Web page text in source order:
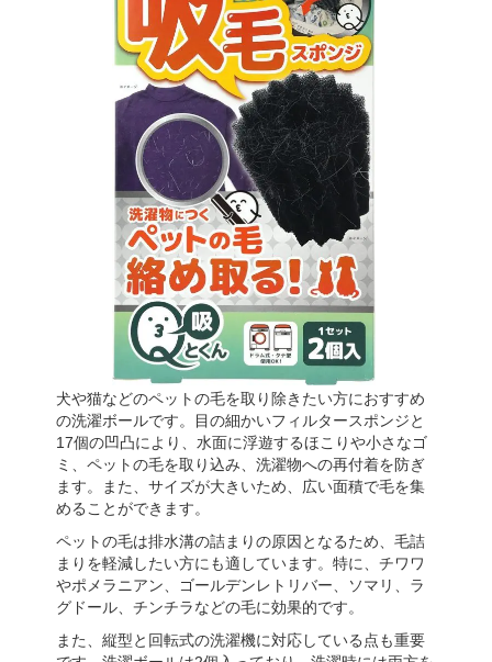
犬や猫などのペットの毛を取り除きたい方におすすめ
の洗濯ボールです。目の細かいフィルタースポンジと
17個の凹凸により、水面に浮遊するほこりや小さなゴ
ミ、ペットの毛を取り込み、洗濯物への再付着を防ぎ
ます。また、サイズが大きいため、広い面積で毛を集
めることができます。
ペットの毛は排水溝の詰まりの原因となるため、毛詰
まりを軽減したい方にも適しています。特に、チワワ
やポメラニアン、ゴールデンレトリバー、ソマリ、ラ
グドール、チンチラなどの毛に効果的です。
また、縦型と回転式の洗濯機に対応している点も重要